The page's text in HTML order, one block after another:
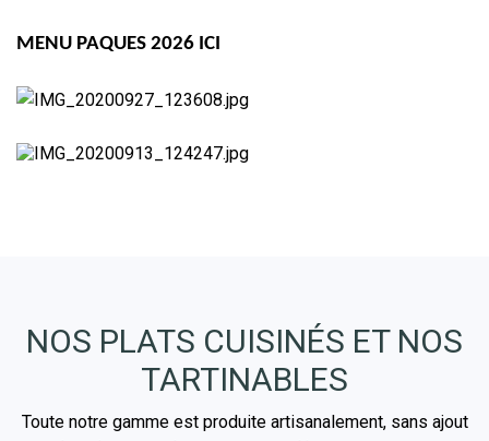
MENU PAQUES 2026 ICI
NOS PLATS CUISINÉS ET NOS
TARTINABLES
Toute notre gamme est produite artisanalement, sans ajout